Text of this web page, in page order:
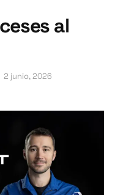
al
2 junio, 2026